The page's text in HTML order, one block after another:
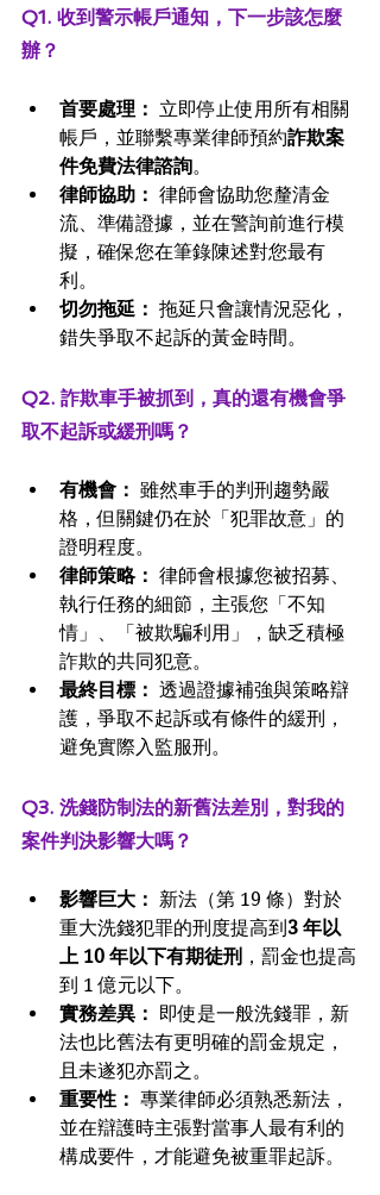
Q1. 收到警示帳戶通知，下一步該怎麼
辦？
首要處理： 立即停止使用所有相關
帳戶，並聯繫專業律師預約詐欺案
件免費法律諮詢。
律師協助： 律師會協助您釐清金
流、準備證據，並在警詢前進行模
擬，確保您在筆錄陳述對您最有
利。
切勿拖延： 拖延只會讓情況惡化，
錯失爭取不起訴的黃金時間。
Q2. 詐欺車手被抓到，真的還有機會爭
取不起訴或緩刑嗎？
有機會： 雖然車手的判刑趨勢嚴
格，但關鍵仍在於「犯罪故意」的
證明程度。
律師策略： 律師會根據您被招募、
執行任務的細節，主張您「不知
情」、「被欺騙利用」，缺乏積極
詐欺的共同犯意。
最終目標： 透過證據補強與策略辯
護，爭取不起訴或有條件的緩刑，
避免實際入監服刑。
Q3. 洗錢防制法的新舊法差別，對我的
案件判決影響大嗎？
影響巨大： 新法（第 19 條）對於
重大洗錢犯罪的刑度提高到3 年以
上 10 年以下有期徒刑 ，罰金也提高
到 1 億元以下。
實務差異： 即使是一般洗錢罪，新
法也比舊法有更明確的罰金規定，
且未遂犯亦罰之。
重要性： 專業律師必須熟悉新法，
並在辯護時主張對當事人最有利的
構成要件，才能避免被重罪起訴。